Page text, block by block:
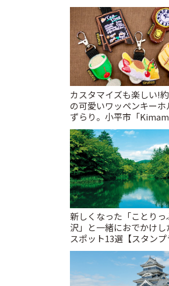
カスタマイズも楽しい!
の可愛いワッペンキーホ
ずらり。小平市「
T&K」 | ことりっぷ
新しくなった「ことりっ
沢」と一緒におでかけし
スポット13選【スタンプ
催中】 | ことりっぷ